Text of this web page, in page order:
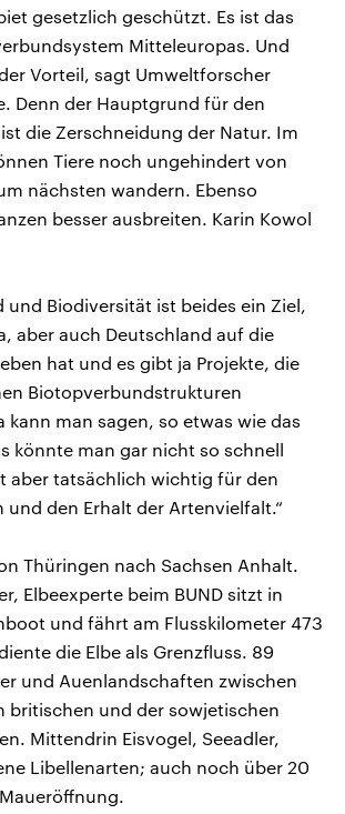
gesetzlich geschützt. Es ist das
Mitteleuropas. Und
Vorteil, sagt Umweltforscher
Denn der Hauptgrund für den
die Zerschneidung der Natur. Im
Tiere noch ungehindert von
nächsten wandern. Ebenso
besser ausbreiten. Karin Kowol
und Biodiversität ist beides ein Ziel,
aber auch Deutschland auf die
hat und es gibt ja Projekte, die
Biotopverbundstrukturen
kann man sagen, so etwas wie das
könnte man gar nicht so schnell
aber tatsächlich wichtig für den
und den Erhalt der Artenvielfalt.“
Thüringen nach Sachsen Anhalt.
Elbeexperte beim BUND sitzt in
und fährt am Flusskilometer 473
die Elbe als Grenzfluss. 89
und Auenlandschaften zwischen
britischen und der sowjetischen
Mittendrin Eisvogel, Seeadler,
Libellenarten; auch noch über 20